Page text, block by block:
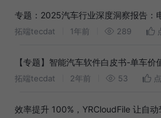
专题：2025汽车行业深度洞察报告：
路|附260+报告PDF、数据下载
拓端tecdat 1年前 289
【专题】智能汽车软件白皮书-单车价
主流报告PDF合集分享（附原数据表）
拓端tecdat 2年前 53
效率提升 100%，YRCloudFile 让自